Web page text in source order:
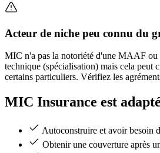
Acteur de niche peu connu du
MIC n'a pas la notoriété d'une MAAF
technique (spécialisation) mais cela peut
certains particuliers. Vérifiez les
MIC Insurance est
Autoconstruire et avoir besoin
Obtenir une couverture après